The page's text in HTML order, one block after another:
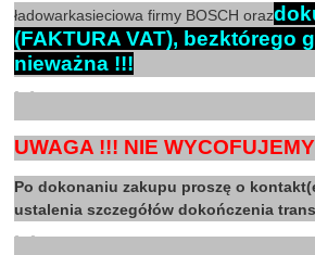
ładowarkasieciowa firmy BOSCH oraz
(FAKTURA VAT), bezktórego
nieważna !!!
X
UWAGA !!! NIE
Po dokonaniu zakupu proszę o
ustalenia szczegółów dokończenia